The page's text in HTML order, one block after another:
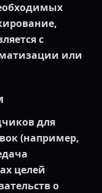
с
или
для
(например,
целей
о